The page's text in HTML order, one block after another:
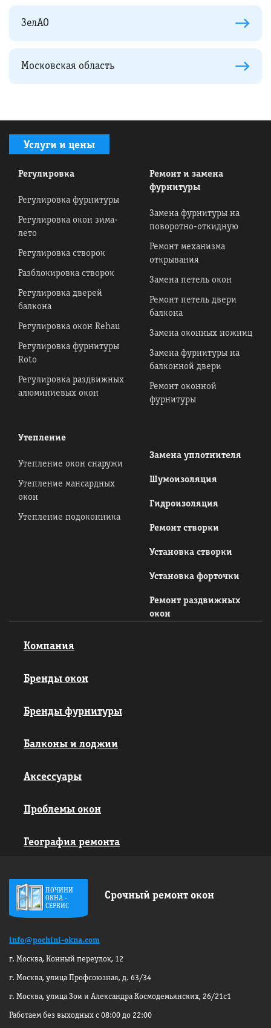
ЗелАО
Московская область
Регулировка
Регулировка фурнитуры
Регулировка окон зима-
лето
Регулировка створок
Разблокировка створок
Регулировка дверей
балкона
Регулировка окон Rehau
Регулировка фурнитуры
Roto
Регулировка раздвижных
алюминиевых окон
Утепление
Утепление окон снаружи
Утепление мансардных
окон
Утепление подоконника
Ремонт и замена
фурнитуры
Замена фурнитуры на
поворотно-откидную
Ремонт механизма
открывания
Замена петель окон
Ремонт петель двери
балкона
Замена оконных ножниц
Замена фурнитуры на
балконной двери
Ремонт оконной
фурнитуры
Замена уплотнителя
Шумоизоляция
Гидроизоляция
Ремонт створки
Установка створки
Установка форточки
Ремонт раздвижных
окон
Услуги и цены
Компания
Бренды окон
Бренды фурнитуры
Балконы и лоджии
Аксессуары
Проблемы окон
География ремонта
ПОЧИНИ
ОКНА -
СЕРВИС
Срочный ремонт окон
info@pochini-okna.com
г. Москва, Конный переулок, 12
г. Москва, улица Профсоюзная, д. 63/34
г. Москва, улица Зои и АлександраКосмодемьянских, 26/21с1
Работаем без выходных с 08:00 до 22:00